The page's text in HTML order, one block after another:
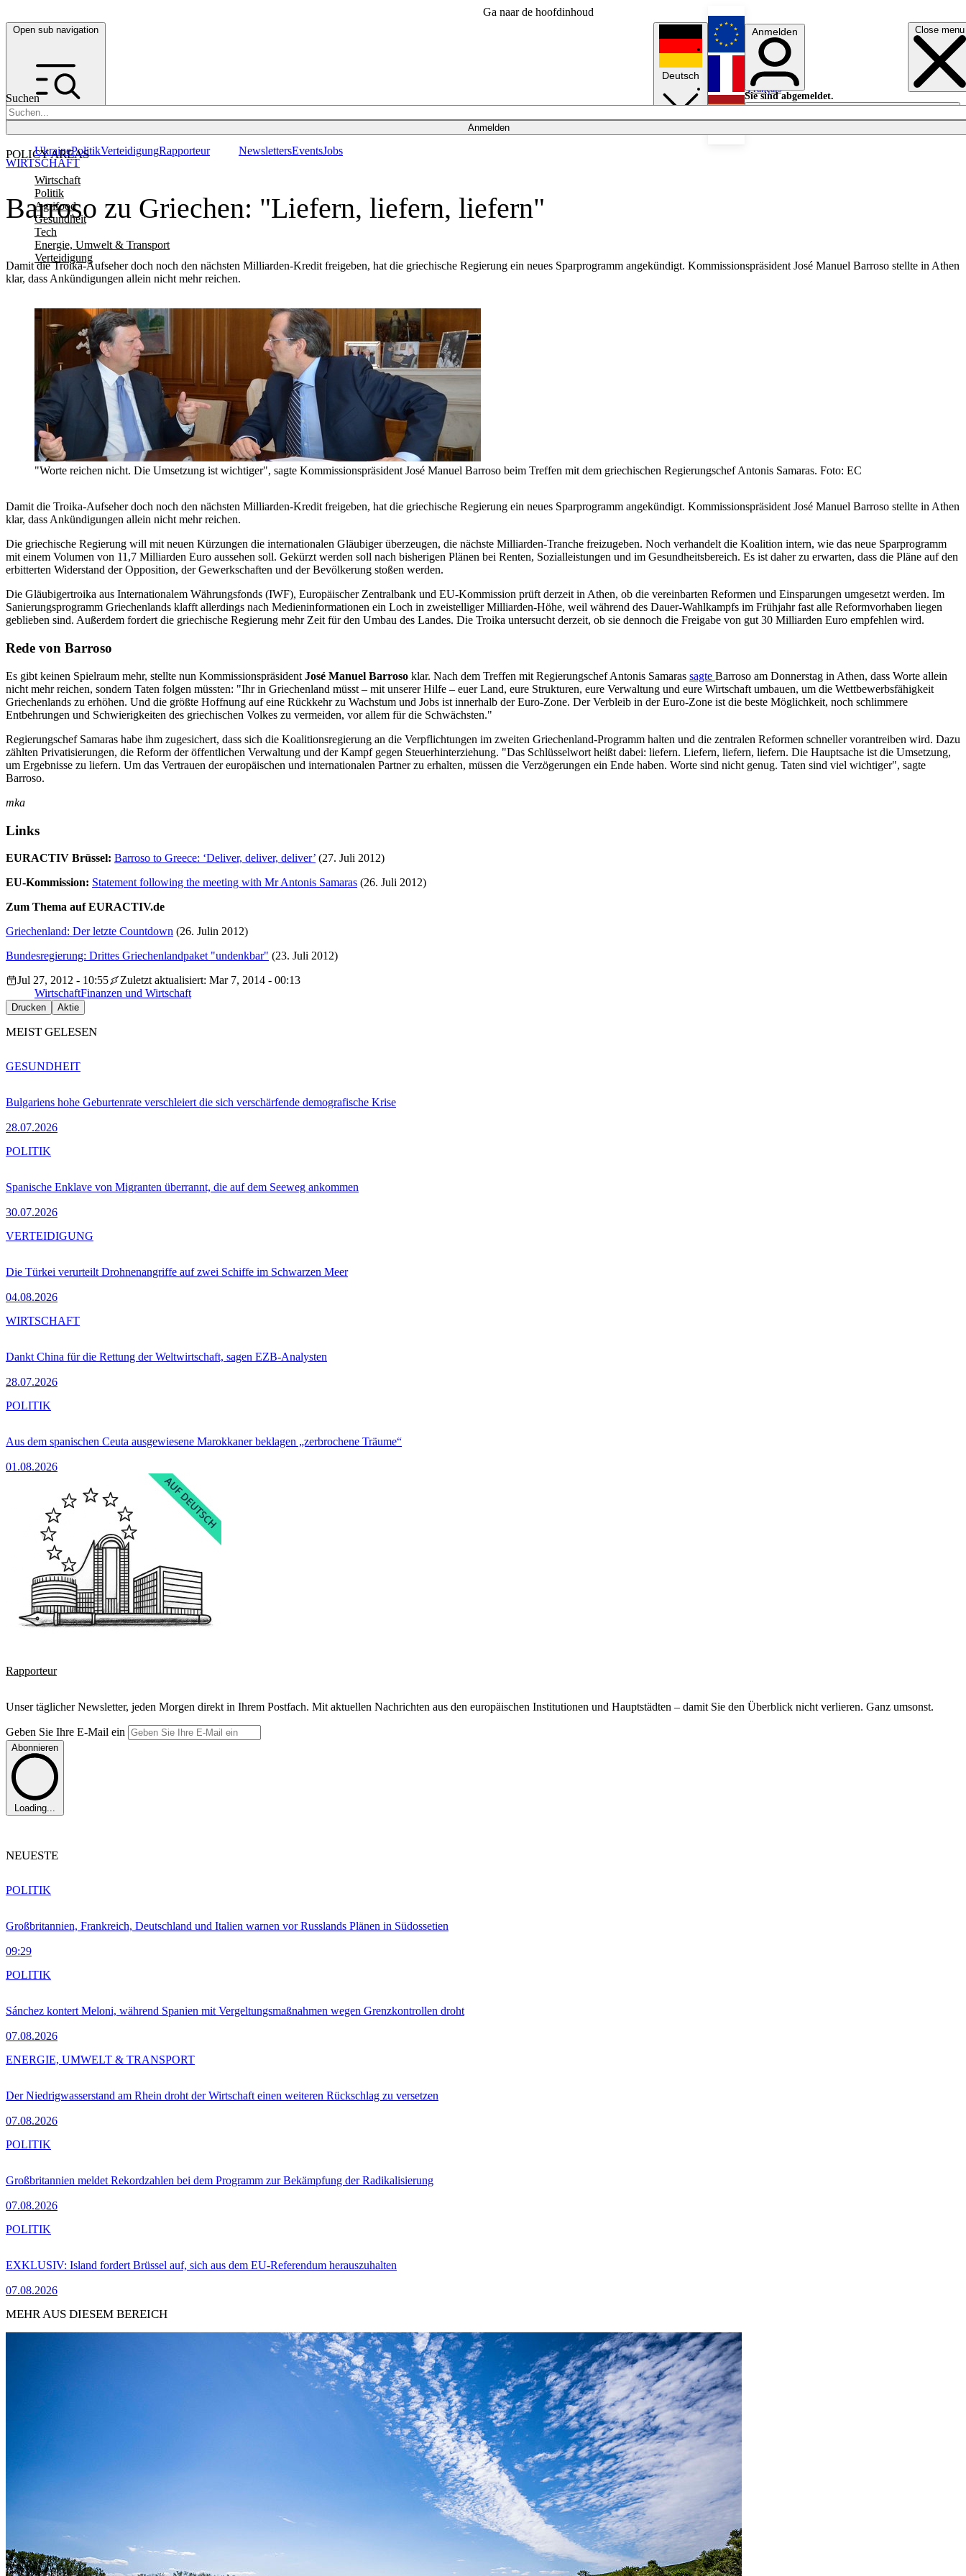
Ga naar de hoofdinhoud
Open sub navigation Close menu
Suchen
Anmelden
POLICY AREAS
Wirtschaft
Politik
Agrifood
Gesundheit
Tech
Energie, Umwelt & Transport
Verteidigung
UkrainePolitikVerteidigungRapporteur NewslettersEventsJobs
Deutsch
English
Français
Anmelden
Sie sind abgemeldet.
Anmelden
Licht aus
Barroso zu Griechen: "Liefern, liefern, liefern"
Damit die Troika-Aufseher doch noch den nächsten Milliarden-Kredit freigeben, hat die griechische Regierung ein neues Sparprogramm angekündigt. Kommissionspräsident José Manuel Barroso stellte in Athen
klar, dass Ankündigungen allein nicht mehr reichen.
WIRTSCHAFT
"Worte reichen nicht. Die Umsetzung ist wichtiger", sagte Kommissionspräsident José Manuel Barroso beim Treffen mit dem griechischen Regierungschef Antonis Samaras. Foto: EC
Damit die Troika-Aufseher doch noch den nächsten Milliarden-Kredit freigeben, hat die griechische Regierung ein neues Sparprogramm angekündigt. Kommissionspräsident José Manuel Barroso stellte in Athen
klar, dass Ankündigungen allein nicht mehr reichen.
Die griechische Regierung will mit neuen Kürzungen die internationalen Gläubiger überzeugen, die nächste Milliarden-Tranche freizugeben. Noch verhandelt die Koalition intern, wie das neue Sparprogramm
mit einem Volumen von 11,7 Milliarden Euro aussehen soll. Gekürzt werden soll nach bisherigen Plänen bei Renten, Sozialleistungen und im Gesundheitsbereich. Es ist daher zu erwarten, dass die Pläne auf den
erbitterten Widerstand der Opposition, der Gewerkschaften und der Bevölkerung stoßen werden.
Die Gläubigertroika aus Internationalem Währungsfonds (IWF), Europäischer Zentralbank und EU-Kommission prüft derzeit in Athen, ob die vereinbarten Reformen und Einsparungen umgesetzt werden. Im
Sanierungsprogramm Griechenlands klafft allerdings nach Medieninformationen ein Loch in zweistelliger Milliarden-Höhe, weil während des Dauer-Wahlkampfs im Frühjahr fast alle Reformvorhaben liegen
geblieben sind. Außerdem fordert die griechische Regierung mehr Zeit für den Umbau des Landes. Die Troika untersucht derzeit, ob sie dennoch die Freigabe von gut 30 Milliarden Euro empfehlen wird.
Rede von Barroso
Es gibt keinen Spielraum mehr, stellte nun Kommissionspräsident José Manuel Barroso klar. Nach dem Treffen mit Regierungschef Antonis Samaras sagte Barroso am Donnerstag in Athen, dass Worte allein
nicht mehr reichen, sondern Taten folgen müssten: "Ihr in Griechenland müsst – mit unserer Hilfe – euer Land, eure Strukturen, eure Verwaltung und eure Wirtschaft umbauen, um die Wettbewerbsfähigkeit
Griechenlands zu erhöhen. Und die größte Hoffnung auf eine Rückkehr zu Wachstum und Jobs ist innerhalb der Euro-Zone. Der Verbleib in der Euro-Zone ist die beste Möglichkeit, noch schlimmere
Entbehrungen und Schwierigkeiten des griechischen Volkes zu vermeiden, vor allem für die Schwächsten."
Regierungschef Samaras habe ihm zugesichert, dass sich die Koalitionsregierung an die Verpflichtungen im zweiten Griechenland-Programm halten und die zentralen Reformen schneller vorantreiben wird. Dazu
zählten Privatisierungen, die Reform der öffentlichen Verwaltung und der Kampf gegen Steuerhinterziehung. "Das Schlüsselwort heißt dabei: liefern. Liefern, liefern, liefern. Die Hauptsache ist die Umsetzung,
um Ergebnisse zu liefern. Um das Vertrauen der europäischen und internationalen Partner zu erhalten, müssen die Verzögerungen ein Ende haben. Worte sind nicht genug. Taten sind viel wichtiger", sagte
Barroso.
mka
Links
EURACTIV Brüssel: Barroso to Greece: ‘Deliver, deliver, deliver’ (27. Juli 2012)
EU-Kommission: Statement following the meeting with Mr Antonis Samaras (26. Juli 2012)
Zum Thema auf EURACTIV.de
Griechenland: Der letzte Countdown (26. Julin 2012)
Bundesregierung: Drittes Griechenlandpaket "undenkbar" (23. Juli 2012)
Jul 27, 2012 - 10:55
Zuletzt aktualisiert: Mar 7, 2014 - 00:13
WirtschaftFinanzen und Wirtschaft
Drucken Aktie
MEIST GELESEN
Bulgariens hohe Geburtenrate verschleiert die sich verschärfende demografische Krise
28.07.2026
GESUNDHEIT
Spanische Enklave von Migranten überrannt, die auf dem Seeweg ankommen
30.07.2026
POLITIK
Die Türkei verurteilt Drohnenangriffe auf zwei Schiffe im Schwarzen Meer
04.08.2026
VERTEIDIGUNG
Dankt China für die Rettung der Weltwirtschaft, sagen EZB-Analysten
28.07.2026
WIRTSCHAFT
Aus dem spanischen Ceuta ausgewiesene Marokkaner beklagen „zerbrochene Träume“
01.08.2026
POLITIK
Rapporteur
Unser täglicher Newsletter, jeden Morgen direkt in Ihrem Postfach. Mit aktuellen Nachrichten aus den europäischen Institutionen und Hauptstädten – damit Sie den Überblick nicht verlieren. Ganz umsonst.
Geben Sie Ihre E-Mail ein
Abonnieren
Loading...
NEUESTE
Großbritannien, Frankreich, Deutschland und Italien warnen vor Russlands Plänen in Südossetien
09:29
POLITIK
Sánchez kontert Meloni, während Spanien mit Vergeltungsmaßnahmen wegen Grenzkontrollen droht
07.08.2026
POLITIK
Der Niedrigwasserstand am Rhein droht der Wirtschaft einen weiteren Rückschlag zu versetzen
07.08.2026
ENERGIE, UMWELT & TRANSPORT
Großbritannien meldet Rekordzahlen bei dem Programm zur Bekämpfung der Radikalisierung
07.08.2026
POLITIK
EXKLUSIV: Island fordert Brüssel auf, sich aus dem EU-Referendum herauszuhalten
07.08.2026
POLITIK
MEHR AUS DIESEM BEREICH